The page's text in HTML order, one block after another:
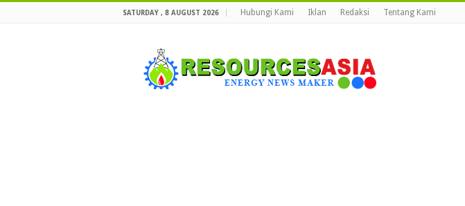
SATURDAY , 8 AUGUST 2026 Hubungi Kami Iklan Redaksi Tentang Kami